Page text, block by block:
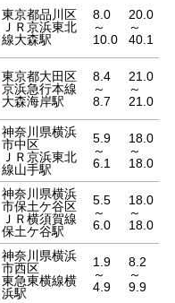
東京都品川区
ＪＲ京浜東北
線大森駅
8.0
～
10.0
20.0
～
40.1
東京都大田区
京浜急行本線
大森海岸駅
8.4
～
8.7
21.0
～
21.0
神奈川県横浜
市中区
ＪＲ京浜東北
線山手駅
5.9
～
6.1
18.0
～
18.0
神奈川県横浜
市保土ケ谷区
ＪＲ横須賀線
保土ケ谷駅
5.5
～
6.0
18.0
～
18.0
神奈川県横浜
市西区
東急東横線横
浜駅
1.9
～
4.9
8.2
～
9.9